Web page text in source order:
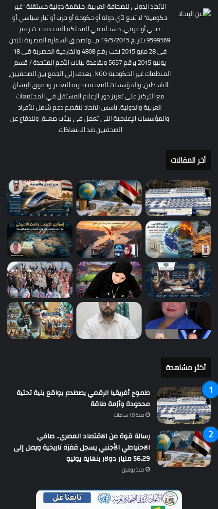
الاتحاد الدولي للصحافة العربية، منظمة دولية مستقلة "غير
حكومية" لا تتبع لأي دولة أو حكومة أو حزب أو تيار سياسي أو
ديني أو عرقي، مسجلة في المملكة المتحدة تحت رقم
9599569 بتاريخ 19/5/2015 م , وتصديق السفارة المصرية بلندن
فى 28 مايو 2015 تحت رقم 4808 والخارجية المصرية فى 18
يونيو 2015 برقم 5657 وبقاعدة بيانات الأمم المتحدة / قسم
المنظمات غير الحكومية NGO. يهدف إلى الجمع بين الصحفيين،
الناشطين، والمؤسسات المعنية بحرية التعبير وحقوق الإنسان،
مع التركيز على تعزيز دور الإعلام المستقل في المجتمعات
العربية والدولية. تأسس الاتحاد لتقديم دعم شامل للأفراد
والمؤسسات الإعلامية التي تعمل في بيئات صعبة، وللدفاع عن
الصحفيين ضد الانتهاكات.
أخر المقالات
أكثر مشاهدة
طموح أفريقيا الرقمي يصطدم بواقع بنية تحتية
محدودة وأزمة طاقة
منذ 10 ساعات
رسالة قوة من الاقتصاد المصري.. صافي
الاحتياطي الأجنبي يسجل قفزة تاريخية ويصل إلى
56.29 مليار دولار بنهاية يوليو
منذ يومين